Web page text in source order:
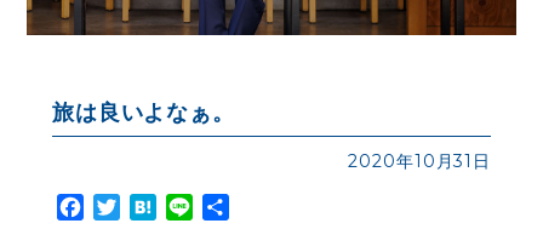
旅は良いよなぁ。
2020年10月31日
Facebook
TwitterHatena
Line